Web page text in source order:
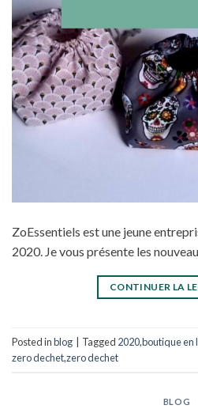
ZoEssentiels est une jeune
2020. Je vous présente les
CONTINUER LA
Posted inblog Tagged 2020,boutique en
zero dechet,zero dechet
BLOG